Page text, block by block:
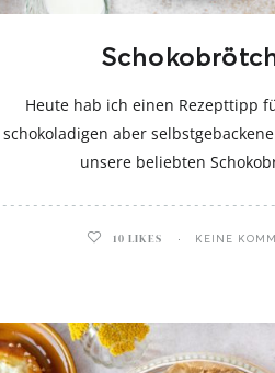
Heute hab ich einen Rezepttipp
schokoladigen aber
unsere beliebten
10 LIKES KEINE